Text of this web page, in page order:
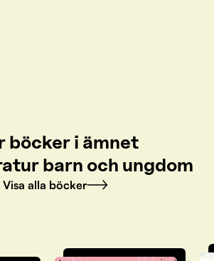
böcker i ämnet
barn och ungdom
Visa alla böcker